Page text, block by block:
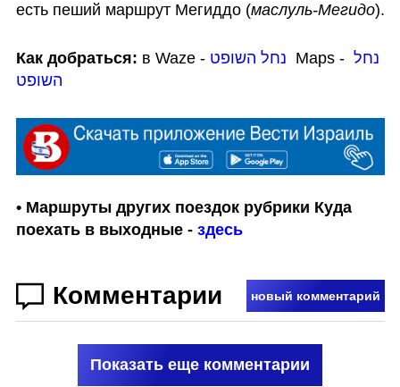
есть пеший маршрут Мегиддо (маслуль-Мегидо
Как добраться: в Waze - נחל השופט
  Maps -
השופט
• Маршруты других поездок рубрики Куда
поехать в выходные - здесь
Комментарии новый комментарий
Показать еще комментарии